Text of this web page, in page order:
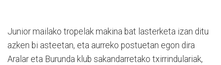
Junior mailako tropelak makina bat lasterketa izan ditu
azken bi asteetan, eta aurreko postuetan egon dira
Aralar eta Burunda klub sakandarretako txirrindulariak,